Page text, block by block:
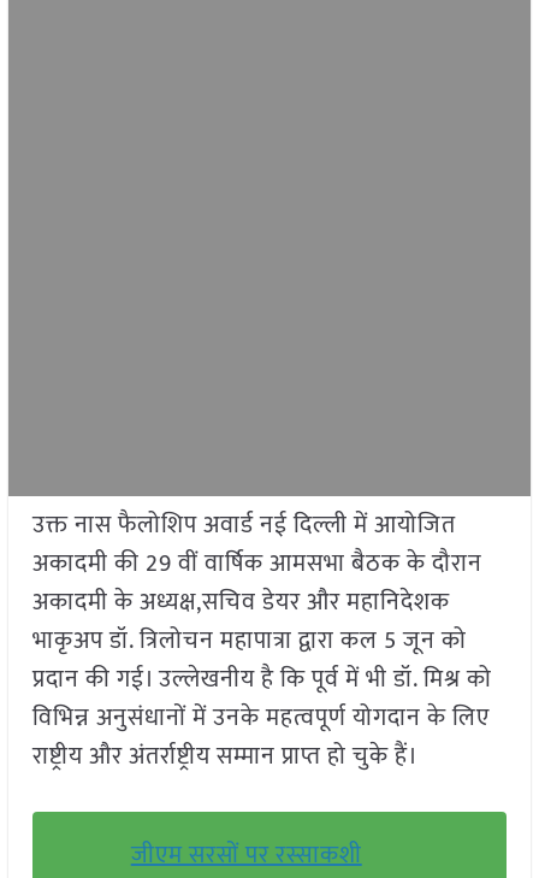
उक्त नास फैलोशिप अवार्ड नई दिल्ली में आयोजित
अकादमी की 29 वीं वार्षिक आमसभा बैठक के दौरान
अकादमी के अध्यक्ष,सचिव डेयर और महानिदेशक
भाकृअप डॉ. त्रिलोचन महापात्रा द्वारा कल 5 जून को
प्रदान की गई। उल्लेखनीय है कि पूर्व में भी डॉ. मिश्र को
विभिन्न अनुसंधानों में उनके महत्वपूर्ण योगदान के लिए
राष्ट्रीय और अंतर्राष्ट्रीय सम्मान प्राप्त हो चुके हैं।
जीएम सरसों पर रस्साकशी